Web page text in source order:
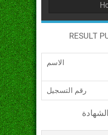
RESULT
الاسم
رقم التسجيل